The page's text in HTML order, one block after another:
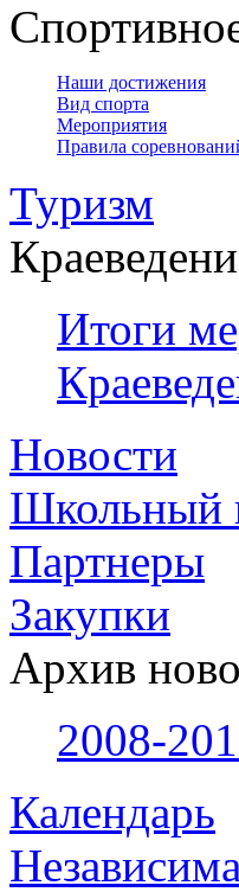
Наши достижения
Вид спорта
Мероприятия
Правила
Туризм
Итоги
Новости
Школьный
Партнеры
Закупки
Архив
2008-
Календарь